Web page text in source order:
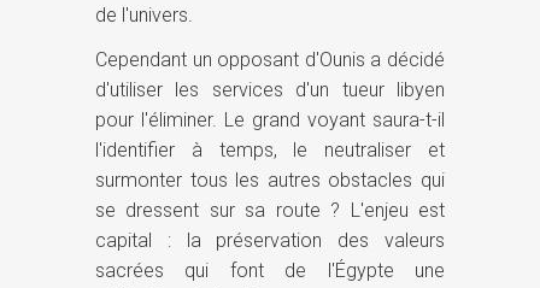
de l'univers.
Cependant un opposant d'Ounis a décidé
d'utiliser les services d'un tueur libyen
pour l'éliminer. Le grand voyant saura-t-il
l'identifier à temps, le neutraliser et
surmonter tous les autres obstacles qui
se dressent sur sa route ? L'enjeu est
capital : la préservation des valeurs
sacrées qui font de l'Égypte une